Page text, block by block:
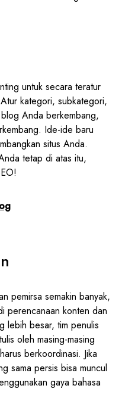
untuk secara teratur
kategori, subkategori,
Anda berkembang,
Ide-ide baru
situs Anda.
tetap di atas itu,
pemirsa semakin banyak,
perencanaan konten dan
lebih besar, tim penulis
oleh masing-masing
berkoordinasi. Jika
sama persis bisa muncul
gaya bahasa